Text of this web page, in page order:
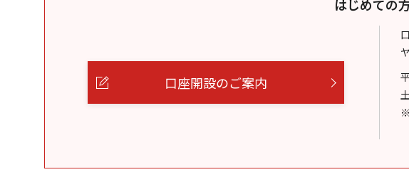
はじめての
口座開設のご案内